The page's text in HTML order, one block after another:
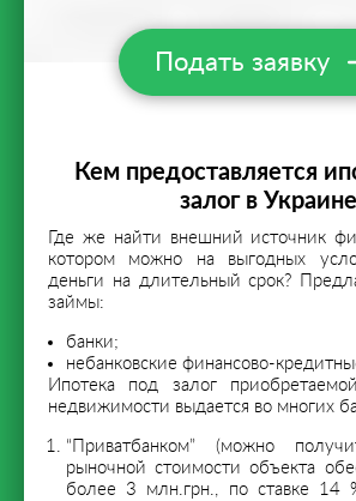
Подать заявку
Кем предоставляется
залог в Украине
Где же найти внешний источник
котором можно на выгодных
деньги на длительный срок?
займы:
банки;
небанковские финансово-
Ипотека под залог
недвижимости выдается во многих
“Приватбанком” (можно
рыночной стоимости объекта
более 3 млн.грн., по ставке 14